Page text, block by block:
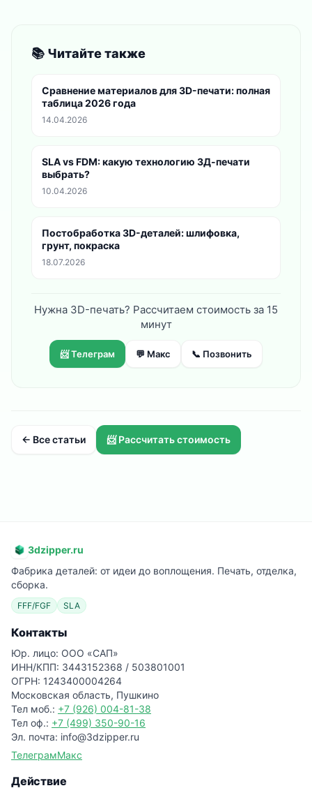
📚 Читайте также
Сравнение материалов для 3D-печати: полная
таблица 2026 года
14.04.2026
SLA vs FDM: какую технологию 3Д-печати
выбрать?
10.04.2026
Постобработка 3D-деталей: шлифовка,
грунт, покраска
18.07.2026
Нужна 3D-печать? Рассчитаем стоимость за 15
минут
📨 Телеграм 💬 Макс 📞 Позвонить
← Все статьи 📨 Рассчитать стоимость
3dzipper.ru
Фабрика деталей: от идеи до воплощения. Печать, отделка,
сборка.
FFF/FGF SLA
Контакты
Юр. лицо: ООО «САП»
ИНН/КПП: 3443152368 / 503801001
ОГРН: 1243400004264
Московская область, Пушкино
Тел моб.: +7 (926) 004-81-38
Тел оф.: +7 (499) 350-90-16
Эл. почта: info@3dzipper.ru
ТелеграмМакс
Действие